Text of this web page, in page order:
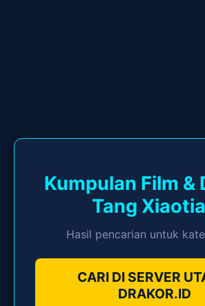
Kumpulan Film &
Tang
Hasil pencarian untuk
CARI DI SERVER
DRAKOR.ID